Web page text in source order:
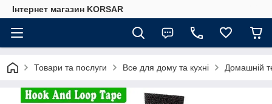
Iнтернет магазин KORSAR
Товари та послуги Все для дому та кухні Домашній